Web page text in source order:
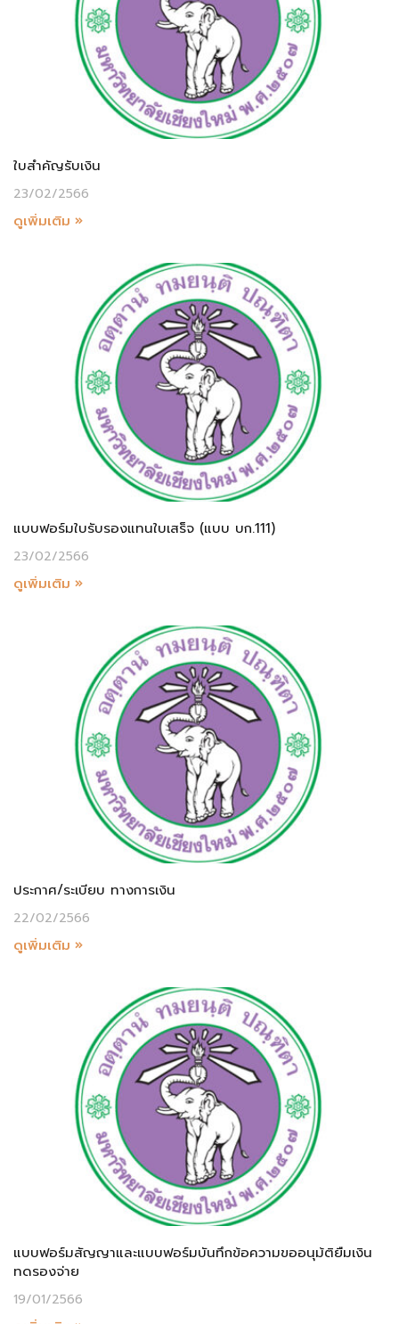
ใบสำคัญรับเงิน
23/02/2566
ดูเพิ่มเติม »
แบบฟอร์มใบรับรองแทนใบเสร็จ (แบบ บก.111)
23/02/2566
ดูเพิ่มเติม »
ประกาศ/ระเบียบ ทางการเงิน
22/02/2566
ดูเพิ่มเติม »
แบบฟอร์มสัญญาและแบบฟอร์มบันทึกข้อความขออนุม้ติยืมเงิน
ทดรองจ่าย
19/01/2566